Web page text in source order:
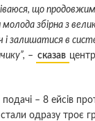
що
збірна з
і залишатися в
– сказав
– 8 ейсів
одразу троє